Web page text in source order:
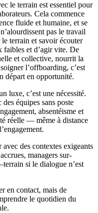
le terrain est essentiel pour
Cela commence
fluide et humaine, et se
pas le travail
le terrain et savoir écouter
faibles et d’agir vite. De
et collective, nourrit la
l’offboarding, c’est
départ en opportunité.
luxe, c’est une nécessité.
équipes sans poste
absentéisme et
réelle — même à distance
des contextes exigeants
managers sur-
si le dialogue n’est
en contact, mais de
le quotidien du